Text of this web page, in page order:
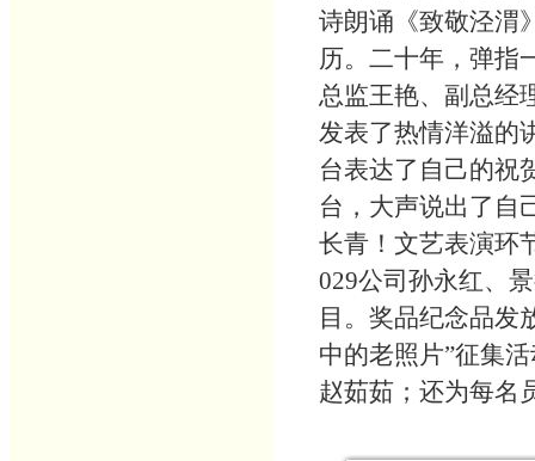
诗朗诵《致敬泾渭
历。二十年，弹指
总监王艳、副总经
发表了热情洋溢的
台表达了自己的祝
台，大声说出了自
长青！文艺表演环
029公司孙永红、
目。奖品纪念品发
中的老照片”征集
赵茹茹；还为每名